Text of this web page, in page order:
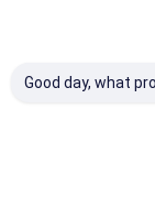
Good day, what